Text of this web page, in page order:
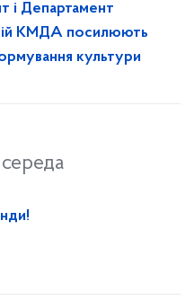
і Департамент
КМДА посилюють
культури
середа